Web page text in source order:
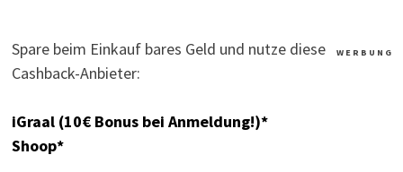
W E R B U N G
Spare beim Einkauf bares Geld und nutze diese
Cashback-Anbieter:
iGraal (10€ Bonus bei Anmeldung!)*
Shoop*